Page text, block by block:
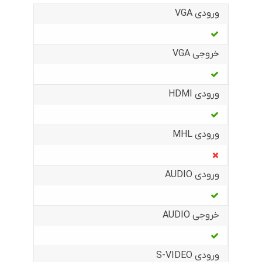
ورودی VGA
خروجی VGA
ورودی HDMI
ورودی MHL
ورودی AUDIO
خروجی AUDIO
ورودی S-VIDEO